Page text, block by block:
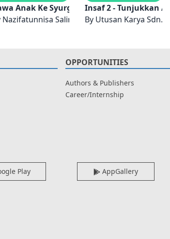
Anak Ke Syurga Dengan Al-Quran
Nazifatunnisa Salim
Insaf 2 - Tunjukkan
By Utusan Karya Sdn.
OPPORTUNITIES
Authors & Publishers
Career/Internship
Play AppGallery